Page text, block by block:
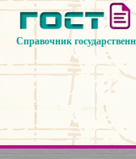
Справочник